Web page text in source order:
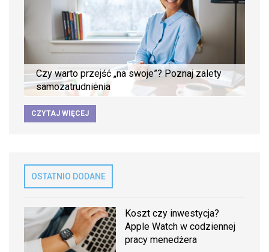
Czy warto przejść „na swoje”? Poznaj zalety
samozatrudnienia
CZYTAJ WIĘCEJ
OSTATNIO DODANE
Koszt czy inwestycja?
Apple Watch w codziennej
pracy menedżera